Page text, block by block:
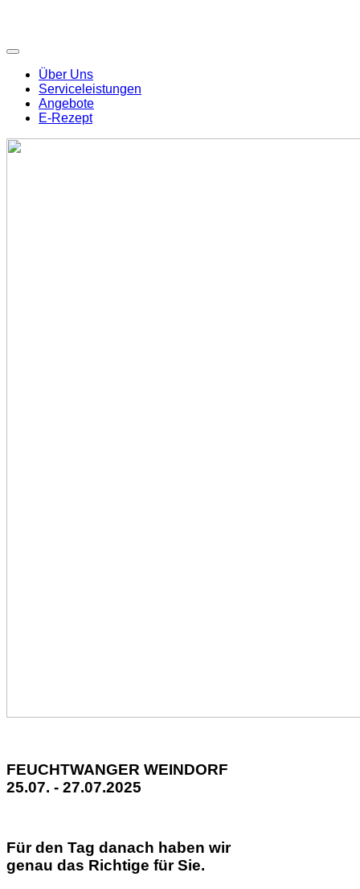
Über Uns
Serviceleistungen
Angebote
E-Rezept
FEUCHTWANGER WEINDORF
25.07. - 27.07.2025
Für den Tag danach haben wir
genau das Richtige für Sie.